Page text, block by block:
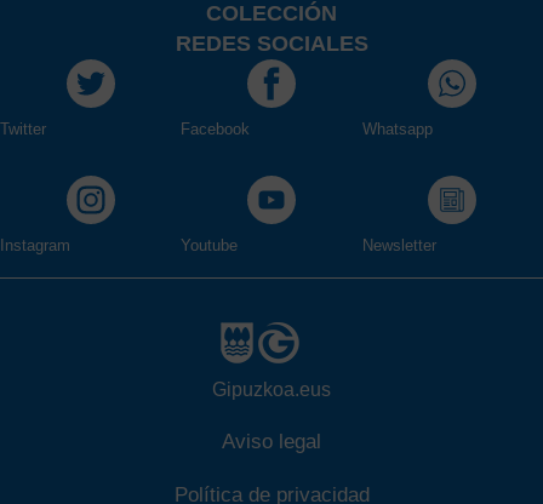
COLECCIÓN
REDES SOCIALES
Twitter Facebook Whatsapp
Instagram Youtube Newsletter
Gipuzkoa.eus
Aviso legal
Política de privacidad